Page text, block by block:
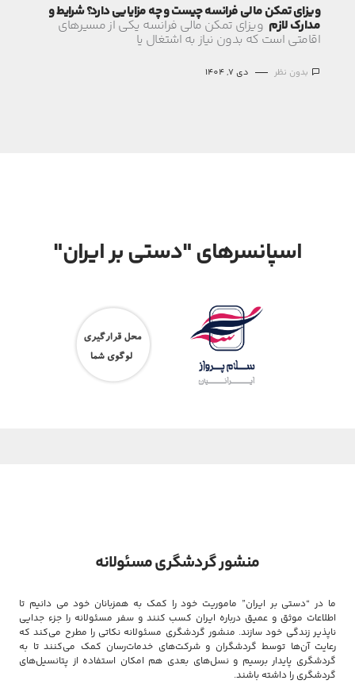
ویزای تمکن مالی فرانسه چیست و چه مزایایی دارد؟ شرایط و
مدارک لازم ویزای تمکن مالی فرانسه یکی از مسیرهای
اقامتی است که بدون نیاز به اشتغال یا
بدون نظر دی 7, 1404
اسپانسرهای "دستی بر ایران"
منشور گردشگری مسئولانه
ما در “دستی بر ایران” ماموریت خود را کمک به همزبانان خود می دانیم تا
اطلاعات موثق و عمیق درباره ایران کسب کنند و سفر مسئولانه را جزء جدایی
ناپذیر زندگی خود سازند. منشور گردشگری مسئولانه نکاتی را مطرح می‌کند که
رعایت آن‌ها توسط گردشگران و شرکت‌های خدمات‌رسان کمک می‌کنند تا به
گردشگری پایدار برسیم و نسل‌های بعدی هم امکان استفاده از پتانسیل‌های
گردشگری را داشته باشند.